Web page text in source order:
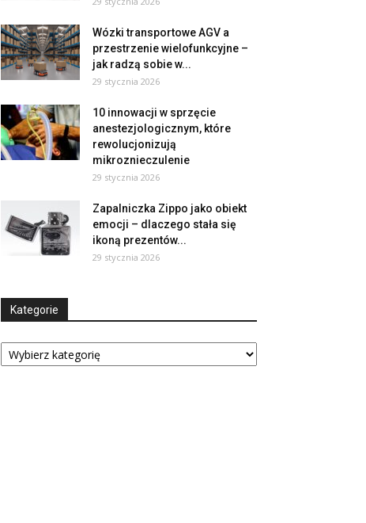
Wózki transportowe AGV a
przestrzenie wielofunkcyjne –
jak radzą sobie w...
29 stycznia 2026
10 innowacji w sprzęcie
anestezjologicznym, które
rewolucjonizują
mikroznieczulenie
29 stycznia 2026
Zapalniczka Zippo jako obiekt
emocji – dlaczego stała się
ikoną prezentów...
29 stycznia 2026
Kategorie
Kategorie